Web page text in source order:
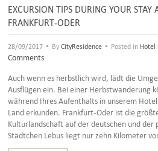
EXCURSION TIPS DURING YOUR STAY
FRANKFURT-ODER
28/09/2017 • ByCityResidence • Posted in Hotel
Comments
Auch wenn es herbstlich wird, lädt die
Ausflügen ein. Bei einer Herbstwanderung
während Ihres Aufenthalts in unserem
Land erkunden. Frankfurt-Oder ist die
Kulturlandschaft auf der deutschen und der
Städtchen Lebus liegt nur zehn Kilometer